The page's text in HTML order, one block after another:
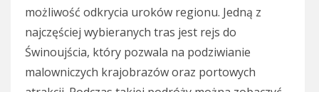
możliwość odkrycia uroków regionu. Jedną z
najczęściej wybieranych tras jest rejs do
Świnoujścia, który pozwala na podziwianie
malowniczych krajobrazów oraz portowych